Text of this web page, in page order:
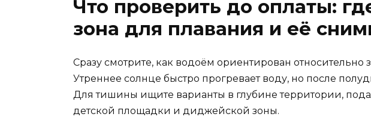
Что проверить до оплаты:
зона для плавания и её
Сразу смотрите, как водоём ориентирован относительно
Утреннее солнце быстро прогревает воду, но после
Для тишины ищите варианты в глубине территории,
детской площадки и диджейской зоны.